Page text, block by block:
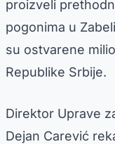
proizveli
pogonima u
su ostvarene
Republike Srbije.
Direktor Uprave
Dejan Carević